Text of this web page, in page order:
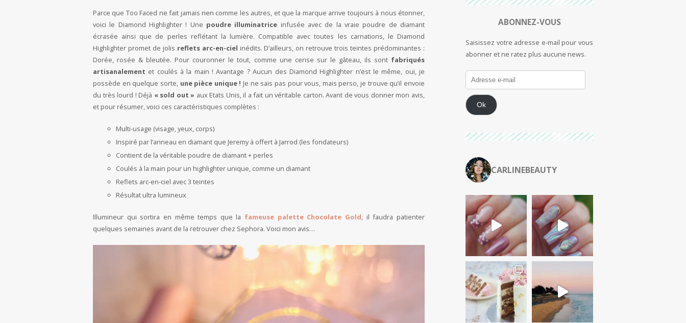
Parce que Too Faced ne fait jamais rien comme les autres, et que la marque arrive toujours à nous étonner,
voici le Diamond Highlighter ! Une poudre illuminatrice infusée avec de la vraie poudre de diamant
écrasée ainsi que de perles reflétant la lumière. Compatible avec toutes les carnations, le Diamond
Highlighter promet de jolis reflets arc-en-ciel inédits. D’ailleurs, on retrouve trois teintes prédominantes :
Dorée, rosée & bleutée. Pour couronner le tout, comme une cerise sur le gâteau, ils sont fabriqués
artisanalement et coulés à la main ! Avantage ? Aucun des Diamond Highlighter n’est le même, oui, je
possède en quelque sorte, une pièce unique ! Je ne sais pas pour vous, mais perso, je trouve qu’il envoie
du très lourd ! Déjà « sold out » aux Etats Unis, il a fait un véritable carton. Avant de vous donner mon avis,
et pour résumer, voici ces caractéristiques complètes :
Multi-usage (visage, yeux, corps)
Inspiré par l’anneau en diamant que Jeremy à offert à Jarrod (les fondateurs)
Contient de la véritable poudre de diamant + perles
Coulés à la main pour un highlighter unique, comme un diamant
Reflets arc-en-ciel avec 3 teintes
Résultat ultra lumineux
Illumineur qui sortira en même temps que la fameuse palette Chocolate Gold, il faudra patienter
quelques semaines avant de la retrouver chez Sephora. Voici mon avis…
ABONNEZ-VOUS
Saisissez votre adresse e-mail pour vous
abonner et ne ratez plus aucune news.
Ok
CARLINEBEAUTY